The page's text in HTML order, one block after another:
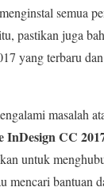
semua
pastikan juga
yang terbaru
masalah
InDesign CC
untuk
mencari bantuan